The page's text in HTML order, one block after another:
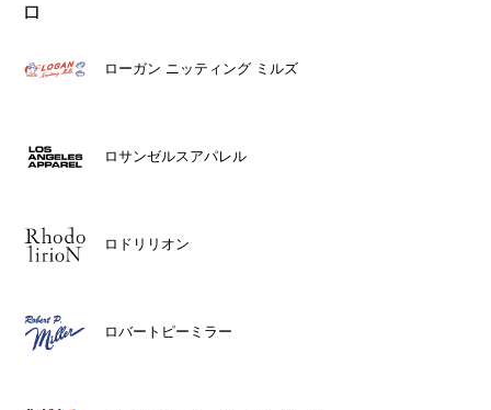
ロ
ローガン ニッティング ミルズ
ロサンゼルスアパレル
ロドリリオン
ロバートピーミラー